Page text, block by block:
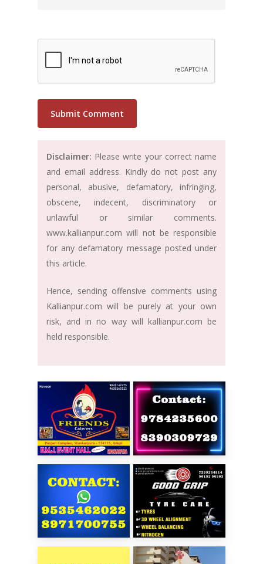
Disclaimer: Please write your correct name
and email address. Kindly do not post any
personal, abusive, defamatory, infringing,
obscene, indecent, discriminatory or
unlawful or similar comments.
www.kallianpur.com will not be responsible
for any defamatory message posted under
this article.
Hence, sending offensive comments using
Kallianpur.com will be purely at your own
risk, and in no way will kallianpur.com be
held responsible.